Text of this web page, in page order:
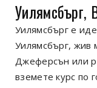
Уилямсбърг,
Уилямсбърг е
Уилямсбърг, жив
Джеферсън или
вземете курс по